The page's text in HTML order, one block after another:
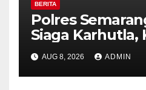
BERITA
Polres
Siaga Karhutla,
Tekankan
Kesiapsiagaan
Kemarau.
AUG 8, 2026 ADMIN